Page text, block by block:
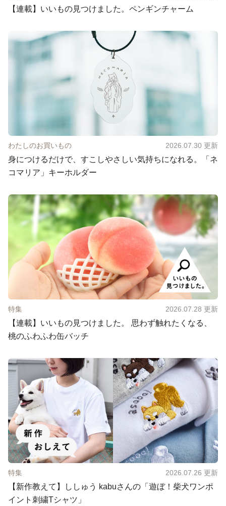
【連載】いいもの見つけました。ペンギンチャーム
わたしのお買いもの 2026.07.30 更新
身につけるだけで、すこしやさしい気持ちになれる。「ネ
コマリア」キーホルダー
特集 2026.07.28 更新
【連載】いいもの見つけました。 思わず触れたくなる、
桃のふわふわ缶バッチ
特集 2026.07.26 更新
【新作教えて】ししゅう kabuさんの「遊ぼ！柴犬ワンポ
イント刺繍Tシャツ」